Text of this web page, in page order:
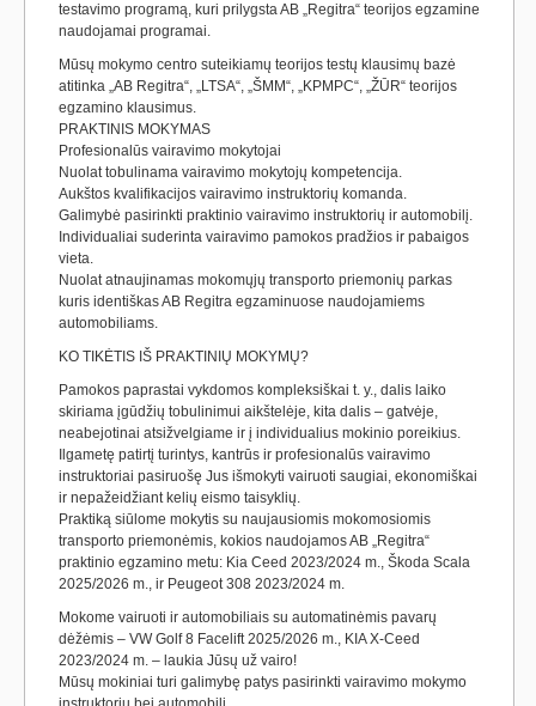
testavimo programą, kuri prilygsta AB „Regitra“ teorijos egzamine
naudojamai programai.
Mūsų mokymo centro suteikiamų teorijos testų klausimų bazė
atitinka „AB Regitra“, „LTSA“, „ŠMM“, „KPMPC“, „ŽŪR“ teorijos
egzamino klausimus.
PRAKTINIS MOKYMAS
Profesionalūs vairavimo mokytojai
Nuolat tobulinama vairavimo mokytojų kompetencija.
Aukštos kvalifikacijos vairavimo instruktorių komanda.
Galimybė pasirinkti praktinio vairavimo instruktorių ir automobilį.
Individualiai suderinta vairavimo pamokos pradžios ir pabaigos
vieta.
Nuolat atnaujinamas mokomųjų transporto priemonių parkas
kuris identiškas AB Regitra egzaminuose naudojamiems
automobiliams.
KO TIKĖTIS IŠ PRAKTINIŲ MOKYMŲ?
Pamokos paprastai vykdomos kompleksiškai t. y., dalis laiko
skiriama įgūdžių tobulinimui aikštelėje, kita dalis – gatvėje,
neabejotinai atsižvelgiame ir į individualius mokinio poreikius.
Ilgametę patirtį turintys, kantrūs ir profesionalūs vairavimo
instruktoriai pasiruošę Jus išmokyti vairuoti saugiai, ekonomiškai
ir nepažeidžiant kelių eismo taisyklių.
Praktiką siūlome mokytis su naujausiomis mokomosiomis
transporto priemonėmis, kokios naudojamos AB „Regitra“
praktinio egzamino metu: Kia Ceed 2023/2024 m., Škoda Scala
2025/2026 m., ir Peugeot 308 2023/2024 m.
Mokome vairuoti ir automobiliais su automatinėmis pavarų
dėžėmis – VW Golf 8 Facelift 2025/2026 m., KIA X-Ceed
2023/2024 m. – laukia Jūsų už vairo!
Mūsų mokiniai turi galimybę patys pasirinkti vairavimo mokymo